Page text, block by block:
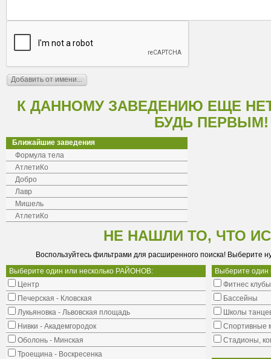
К ДАННОМУ ЗАВЕДЕНИЮ ЕЩЕ
БУДЬ ПЕРВЫМ!
Ближайшие заведения
Формула тела
АтлетиКо
Добро
Лавр
Мишель
АтлетиКо
НЕ НАШЛИ ТО, ЧТО
Воспользуйтесь фильтрами для расширенного поиска! Выберите
Выберите один или несколько РАЙОНОВ:
Центр
Печерская - Кловская
Лукьяновка - Львовская площадь
Нивки - Академгородок
Оболонь - Минская
Троещина - Воскресенка
Выберите
Фитнес клубы
Бассейны
Школы
Cпортивные
Стадионы,